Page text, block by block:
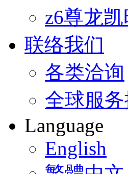
z6尊龙
联络我们
各类洽询
全球服
Language
English